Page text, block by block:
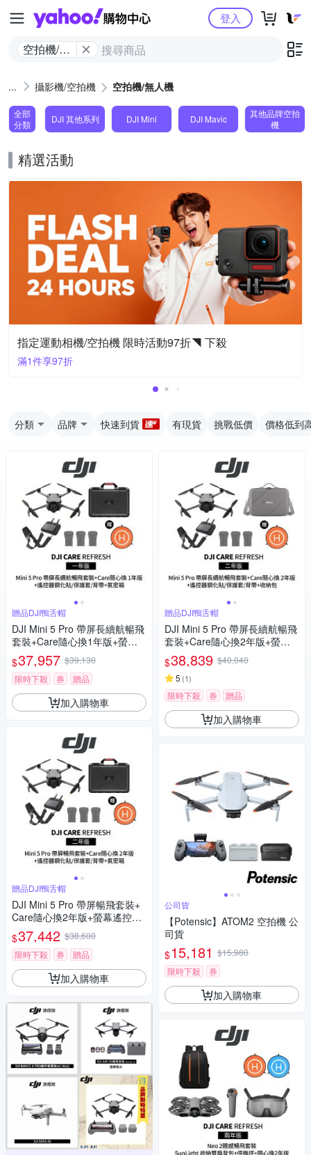
Yahoo購物中心
空拍機/無
登入
攝影機/空拍機 空拍機/無人機
全部
分類
DJI 其他系列 DJI Mini DJI Mavic
其他品牌空拍
機
精選活動
指定運動相機/空拍機 限時活動97折◥ 下殺
滿1件享97折
分類 品牌 快速到貨 有現貨 挑戰低價 價格低到
贈品DJI鴨舌帽
DJI Mini 5 Pro 帶屏長續航暢飛
套裝+Care隨心換1年版+螢幕
遙控器鋼化貼+遙控器保護套
+遙控器背帶+12030150氣密箱
(聯強公司貨)
$37,957 $39,130
限時下殺
券 贈品
加入購物車
贈品DJI鴨舌帽
DJI Mini 5 Pro 帶屏暢飛套裝+
Care隨心換2年版+螢幕遙控器
鋼化貼+遙控器保護套+遙控器
背帶+12030150氣密箱 (聯強公
司貨)
$37,442 $38,600
限時下殺
券 贈品
加入購物車
贈品DJI鴨舌帽
DJI Mini 5 Pro 帶屏長續航暢飛
套裝+Care隨心換2年版+螢幕
遙控器鋼化貼+遙控器保護套
+遙控器背帶+12030148 收納
包 (聯強公司貨)
$38,839 $40,040
5 (1)
限時下殺 券 贈品
加入購物車
公司貨
【Potensic】ATOM2 空拍機 公
司貨
$15,181 $15,980
限時下殺
券
加入購物車